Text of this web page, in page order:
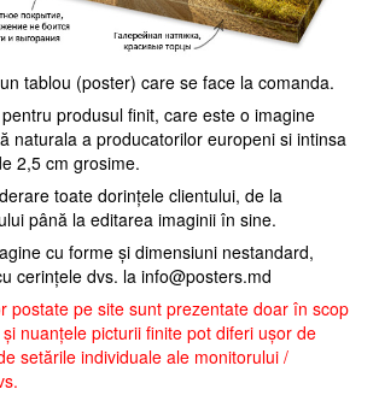
tablou (poster) care se face la comanda.
produsul finit, care este o imagine
naturala a producatorilor europeni si intinsa
2,5 cm grosime.
toate dorințele clientului, de la
până la editarea imaginii în sine.
cu forme și dimensiuni nestandard,
cerințele dvs. la info@posters.md
postate pe site sunt prezentate doar în scop
nuanțele picturii finite pot diferi ușor de
setările individuale ale monitorului /